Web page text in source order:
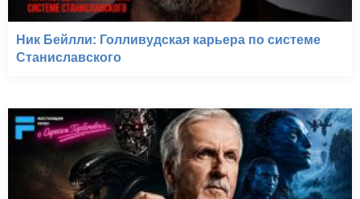
Ник Бейлли: Голливудская карьера по системе
Станиславского